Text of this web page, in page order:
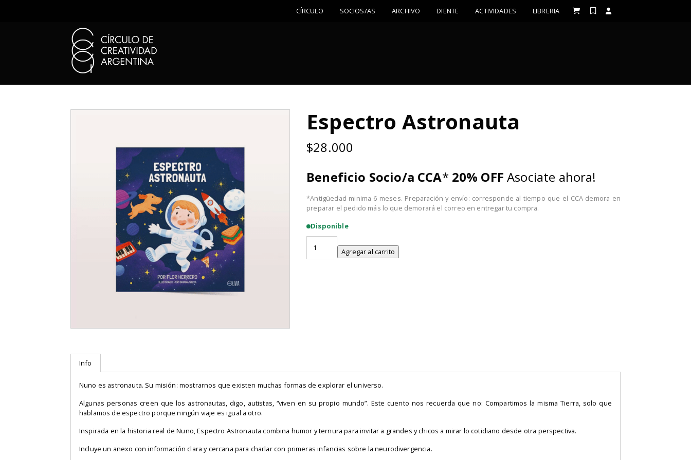
CÍRCULO SOCIOS/AS ARCHIVO DIENTE ACTIVIDADES LIBRERIA
Espectro Astronauta
$28.000
Beneficio Socio/a CCA* 20% OFF Asociate ahora!
*Antigüedad minima 6 meses. Preparación y envío: corresponde al tiempo que el CCA demora en
preparar el pedido más lo que demorará el correo en entregar tu compra.
Disponible
Astronauta
cantidad
Agregar al carrito
Info
Nuno es astronauta. Su misión: mostrarnos que existen muchas formas de explorar el universo.
Algunas personas creen que los astronautas, digo, autistas, “viven en su propio mundo”. Este cuento nos recuerda que no: Compartimos la misma Tierra, solo que
hablamos de espectro porque ningún viaje es igual a otro.
Inspirada en la historia real de Nuno, Espectro Astronauta combina humor y ternura para invitar a grandes y chicos a mirar lo cotidiano desde otra perspectiva.
Incluye un anexo con información clara y cercana para charlar con primeras infancias sobre la neurodivergencia.